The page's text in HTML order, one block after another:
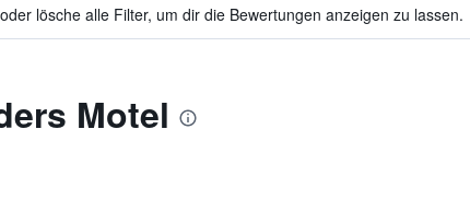
lösche alle Filter, um dir die Bewertungen anzeigen zu lassen.
Motel